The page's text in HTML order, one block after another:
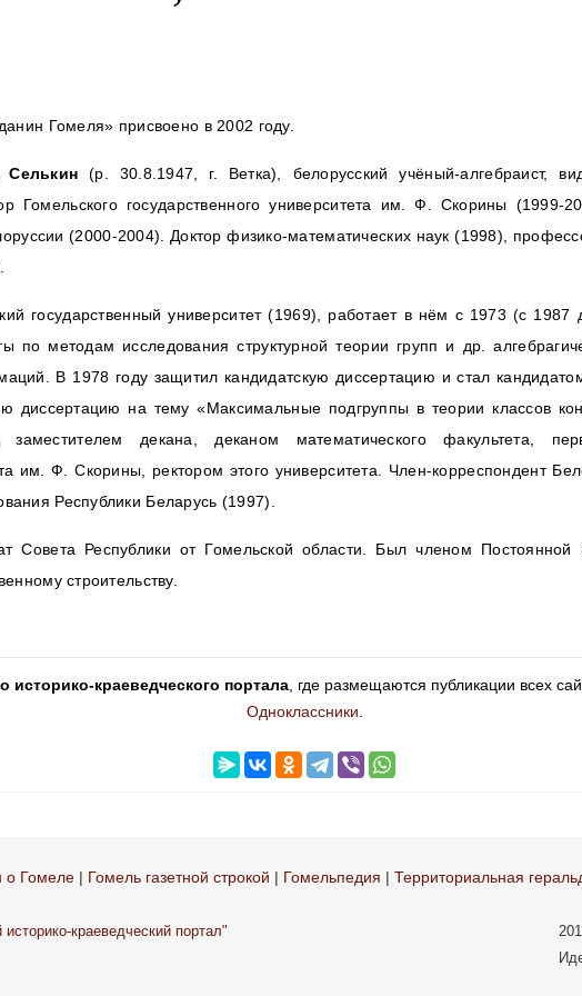
Гомеля» присвоено в 2002 году.
(р. 30.8.1947, г. Ветка), белорусский учёный-алгебраист,
Гомельского государственного университета им. Ф. Скорины (1999-
(2000-2004). Доктор физико-математических наук (1998),
государственный университет (1969), работает в нём с 1973 (с 1987
по методам исследования структурной теории групп и др.
В 1978 году защитил кандидатскую диссертацию и стал
диссертацию на тему «Максимальные подгруппы в теории классов
заместителем декана, деканом математического факультета,
им. Ф. Скорины, ректором этого университета. Член-корреспондент
Республики Беларусь (1997).
Совета Республики от Гомельской области. Был членом Постоянной
строительству.
историко-краеведческого портала, где размещаются публикации всех
Одноклассники.
о Гомеле | Гомель газетной строкой | Гомельпедия | Территориальная
краеведческий портал"